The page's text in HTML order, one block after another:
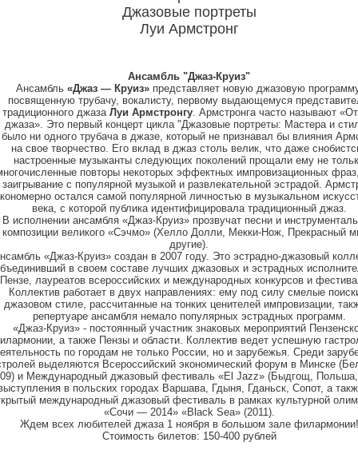
Джазовые портреты
Луи Армстронг
Ансамбль "Джаз-Круиз"
Ансамбль «Джаз — Круиз»представляет новую джазовую
посвященную трубачу, вокалисту, первому выдающемуся
традиционного джаза Луи Армстронгу. Армстронга часто называют
джаза». Это первый концерт цикла "Джазовые портреты: Мастера и
ни одного трубача в джазе, который не признавал бы влияния
на свое творчество. Его вклад в джаз столь велик, что даже
настроенные музыканты следующих поколений прощали ему не
повторы некоторых эффектных импровизационных
заигрывание с популярной музыкой и развлекательной эстрадой.
остался самой популярной личностью в музыкальном
века, с которой публика идентифицировала традиционный джаз.
В исполнении ансамбля «Джаз-Круиз» прозвучат песни и
композиции великого «Сэчмо» (Хелло Долли, Мекки-Нож, Прекрасный
другие).
«Джаз-Круиз» создан в 2007 году. Это эстрадно-джазовый
в своем составе лучших джазовых и эстрадных
Пензе, лауреатов всероссийских и международных конкурсов и
Коллектив работает в двух направлениях: ему под силу смелые
джазовом стиле, рассчитанные на тонких ценителей импровизации,
репертуаре ансамбля немало популярных эстрадных программ.
«Джаз-Круиз» - постоянный участник знаковых мероприятий
а также Пензы и области. Коллектив ведет успешную
по городам не только России, но и зарубежья. Среди
выделяются Всероссийский экономический форум в Минске
и Международный джазовый фестиваль «El Jazz» (Быдгощ, Польша,
в польских городах Варшава, Гдыня, Гданьск, Сопот, а
международный джазовый фестиваль в рамках культурной
«Сочи — 2014» «Black Sea» (2011).
Ждем всех любителей джаза 1 ноября в большом зале филармонии!
Стоимость билетов: 150-400 рублей